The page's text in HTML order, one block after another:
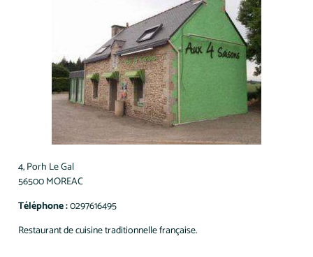
4, Porh Le Gal
56500 MOREAC
Téléphone :0297616495
Restaurant de cuisine traditionnelle française.